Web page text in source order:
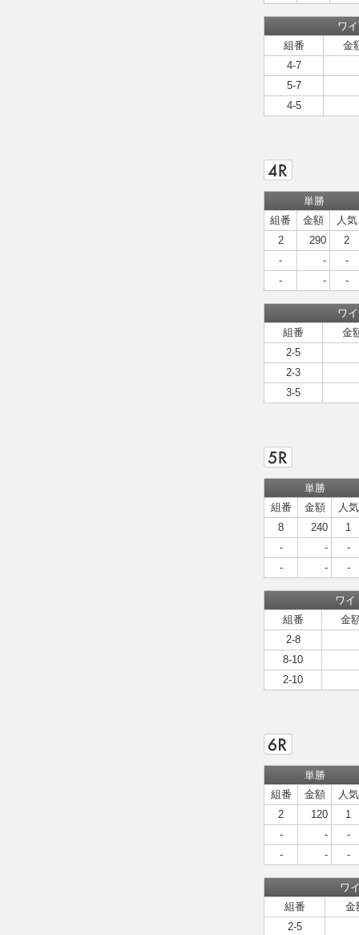
ワ
組番
金
4-7
5-7
4-5
単勝
組番
金額
人気
2
290
2
-
-
-
-
- -
ワ
組番
金
2-5
2-3
3-5
単勝
組番
金額
人気
8
240
1
-
-
-
-
- -
ワイ
組番
金
2-8
8-10
2-10
単勝
組番
金額
人気
2
120
1
-
-
-
-
- -
ワ
組番
金
2-5